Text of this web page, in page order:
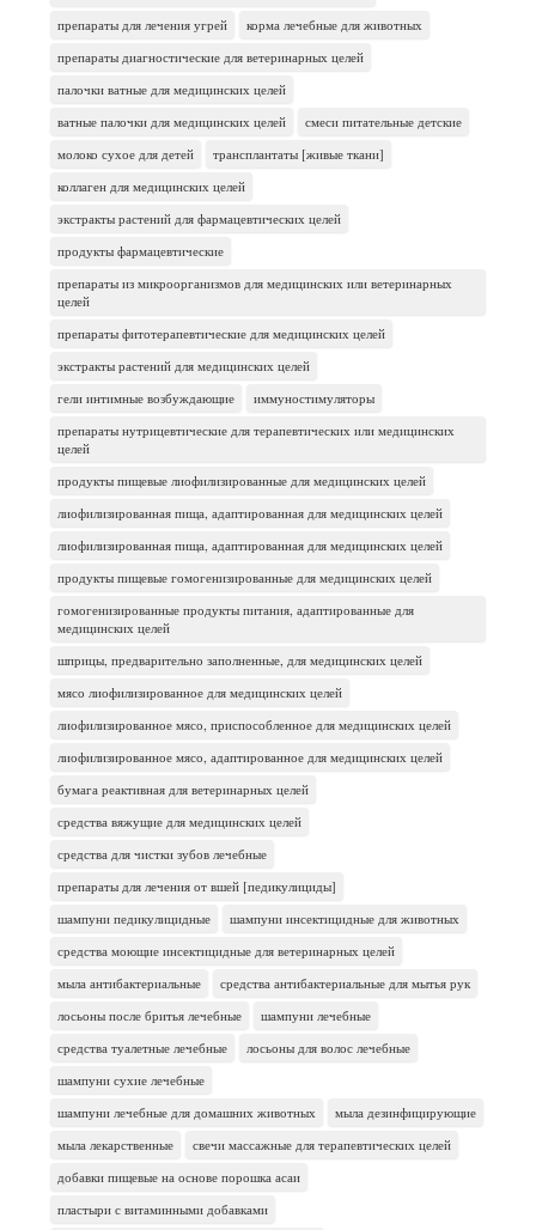
препараты для лечения угрей
корма лечебные для животных
препараты диагностические для ветеринарных целей
палочки ватные для медицинских целей
ватные палочки для медицинских целей
смеси питательные детские
молоко сухое для детей
трансплантаты [живые ткани]
коллаген для медицинских целей
экстракты растений для фармацевтических целей
продукты фармацевтические
препараты из микроорганизмов для медицинских или ветеринарных
целей
препараты фитотерапевтические для медицинских целей
экстракты растений для медицинских целей
гели интимные возбуждающие
иммуностимуляторы
препараты нутрицевтические для терапевтических или медицинских
целей
продукты пищевые лиофилизированные для медицинских целей
лиофилизированная пища, адаптированная для медицинских целей
лиофилизированная пища, адаптированная для медицинских целей
продукты пищевые гомогенизированные для медицинских целей
гомогенизированные продукты питания, адаптированные для
медицинских целей
шприцы, предварительно заполненные, для медицинских целей
мясо лиофилизированное для медицинских целей
лиофилизированное мясо, приспособленное для медицинских целей
лиофилизированное мясо, адаптированное для медицинских целей
бумага реактивная для ветеринарных целей
средства вяжущие для медицинских целей
средства для чистки зубов лечебные
препараты для лечения от вшей [педикулициды]
шампуни педикулицидные
шампуни инсектицидные для животных
средства моющие инсектицидные для ветеринарных целей
мыла антибактериальные
средства антибактериальные для мытья рук
лосьоны после бритья лечебные
шампуни лечебные
средства туалетные лечебные
лосьоны для волос лечебные
шампуни сухие лечебные
шампуни лечебные для домашних животных
мыла дезинфицирующие
мыла лекарственные
свечи массажные для терапевтических целей
добавки пищевые на основе порошка асаи
пластыри с витаминными добавками